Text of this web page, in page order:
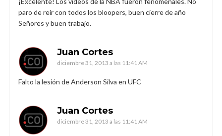
paro de reir con todos los bloopers, buen cierre de año
Señores y buen trabajo.
Juan Cortes
diciembre 31, 2013 a las 11:41 AM
Falto la lesión de Anderson Silva en UFC
Juan Cortes
diciembre 31, 2013 a las 11:41 AM